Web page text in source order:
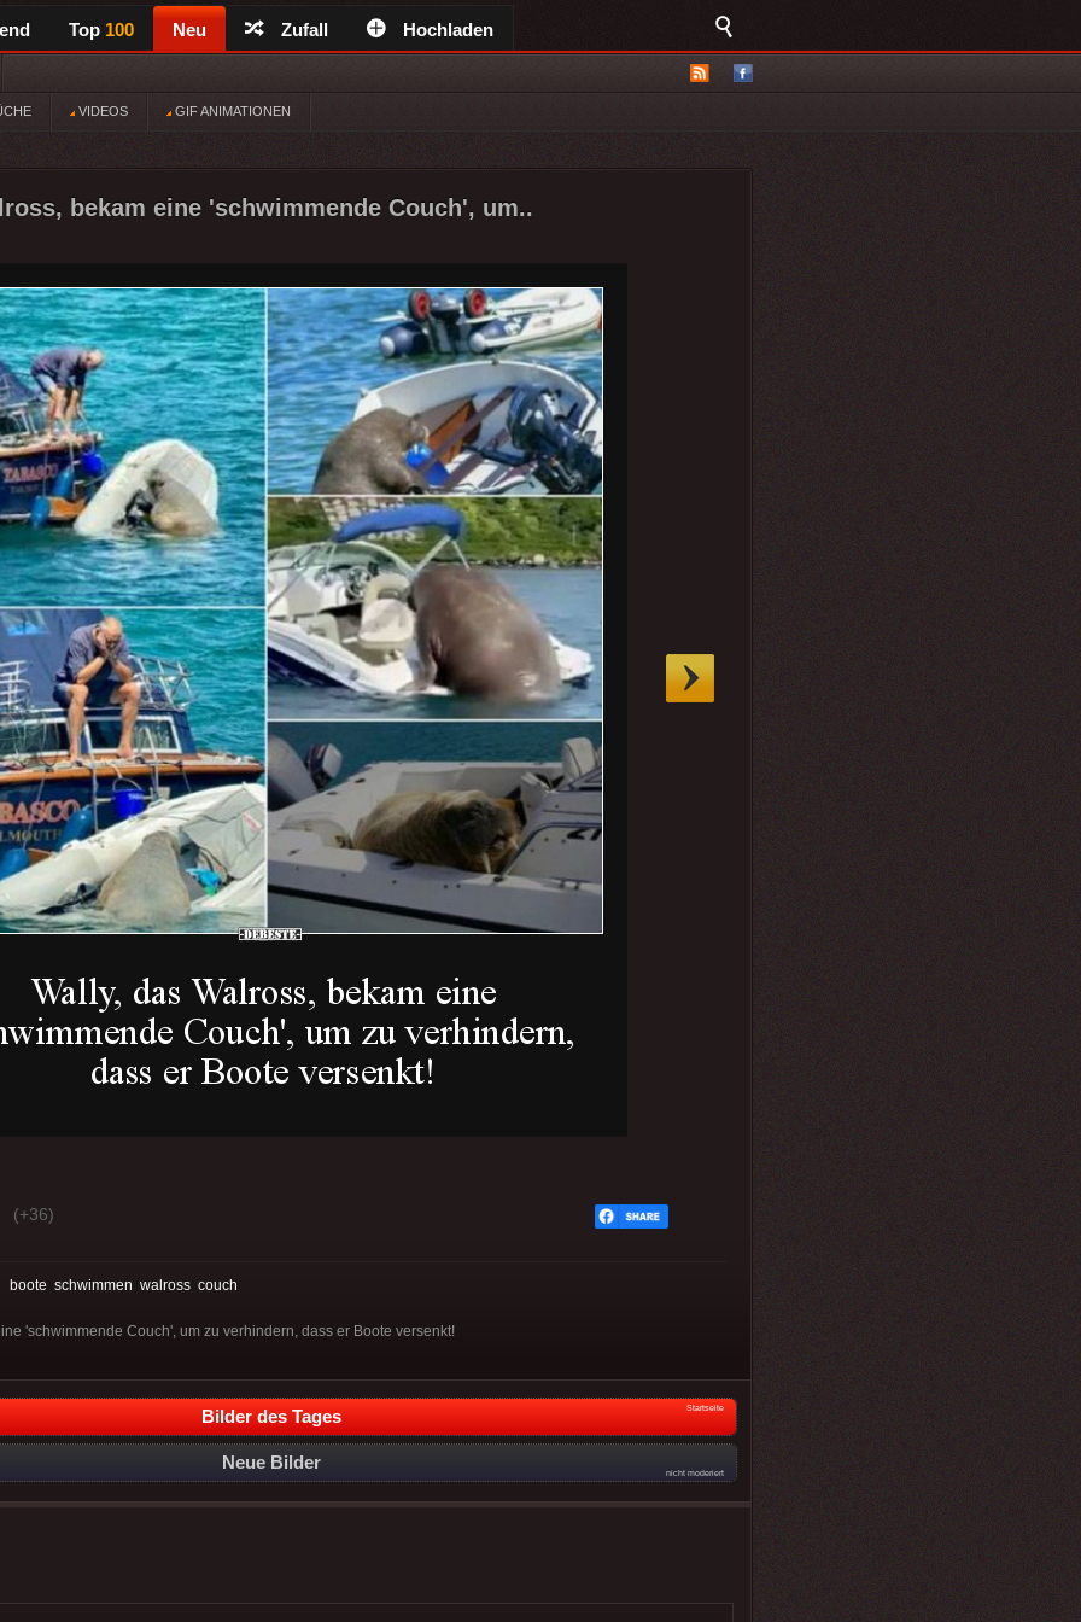
Top 100 Neu Zufall Hochladen
VIDEOS GIF ANIMATIONEN
bekam eine 'schwimmende Couch', um..
(+36)
boote schwimmen walross couch
'schwimmende Couch', um zu verhindern, dass er Boote versenkt!
Bilder des Tages Startseite
Neue Bilder
nicht moderiert